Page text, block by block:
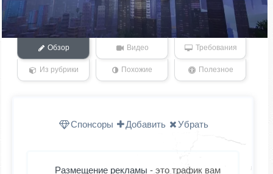
Обзор Видео Требования
Из рубрики Похожие Полезное
Спонсоры Добавить Убрать
Размещение рекламы - это трафик вам